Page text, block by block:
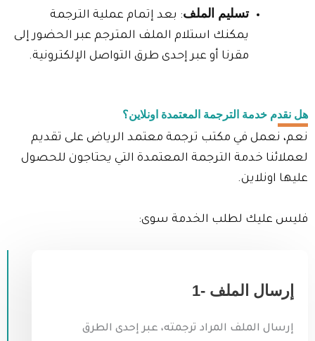
تسليم الملف: بعد إتمام عملية الترجمة
يمكنك استلام الملف المترجم عبر الحضور إلى
مقرنا أو عبر إحدى طرق التواصل الإلكترونية.
هل نقدم خدمة الترجمة المعتمدة اونلاين؟
نعم، نعمل في مكتب ترجمة معتمد الرياض على تقديم
لعملائنا خدمة الترجمة المعتمدة التي يحتاجون للحصول
عليها اونلاين.
فليس عليك لطلب الخدمة سوى:
1- إرسال الملف
إرسال الملف المراد ترجمته، عبر إحدى الطرق